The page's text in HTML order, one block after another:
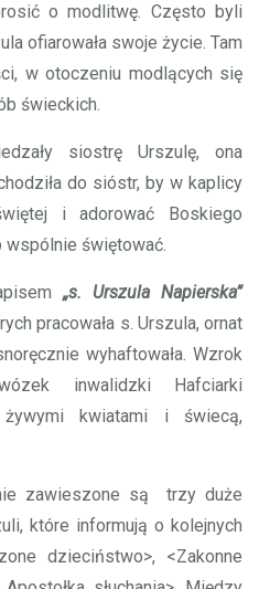
o modlitwę. Często byli
ofiarowała swoje życie. Tam
w otoczeniu modlących się
świeckich.
siostrę Urszulę, ona
do sióstr, by w kaplicy
i adorować Boskiego
wspólnie świętować.
„s. Urszula Napierska”
pracowała s. Urszula, ornat
wyhaftowała. Wzrok
inwalidzki Hafciarki
kwiatami i świecą,
zawieszone są trzy duże
które informują o kolejnych
dzieciństwo>, <Zakonne